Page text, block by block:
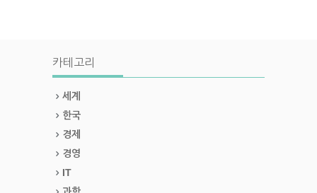
카테고리
세계
한국
경제
경영
IT